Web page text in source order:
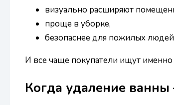
визуально расширяют
проще в уборке,
безопаснее для пожилых
И все чаще покупатели ищут
Когда удаление